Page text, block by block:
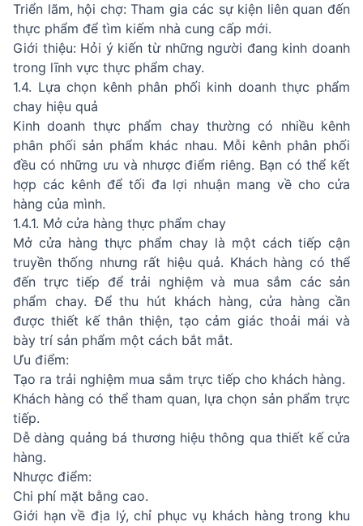
Triển lãm, hội chợ: Tham gia các sự kiện liên quan đến
thực phẩm để tìm kiếm nhà cung cấp mới.
Giới thiệu: Hỏi ý kiến từ những người đang kinh doanh
trong lĩnh vực thực phẩm chay.
1.4. Lựa chọn kênh phân phối kinh doanh thực phẩm
chay hiệu quả
Kinh doanh thực phẩm chay thường có nhiều kênh
phân phối sản phẩm khác nhau. Mỗi kênh phân phối
đều có những ưu và nhược điểm riêng. Bạn có thể kết
hợp các kênh để tối đa lợi nhuận mang về cho cửa
hàng của mình.
1.4.1. Mở cửa hàng thực phẩm chay
Mở cửa hàng thực phẩm chay là một cách tiếp cận
truyền thống nhưng rất hiệu quả. Khách hàng có thể
đến trực tiếp để trải nghiệm và mua sắm các sản
phẩm chay. Để thu hút khách hàng, cửa hàng cần
được thiết kế thân thiện, tạo cảm giác thoải mái và
bày trí sản phẩm một cách bắt mắt.
Ưu điểm:
Tạo ra trải nghiệm mua sắm trực tiếp cho khách hàng.
Khách hàng có thể tham quan, lựa chọn sản phẩm trực
tiếp.
Dễ dàng quảng bá thương hiệu thông qua thiết kế cửa
hàng.
Nhược điểm:
Chi phí mặt bằng cao.
Giới hạn về địa lý, chỉ phục vụ khách hàng trong khu